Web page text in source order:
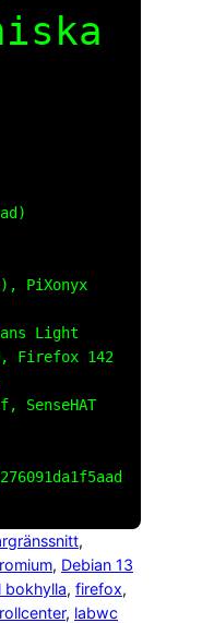
PiXonyx
Light
Firefox 142
SenseHAT
, Debian 13
bokhylla, firefox
, labwc